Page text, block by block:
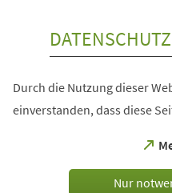
Durch die Nutzung dieser
einverstanden, dass diese
Nur